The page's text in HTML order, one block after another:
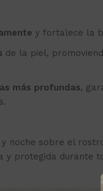
y fortalece la
de la piel,
más profundas,
noche sobre el
y protegida durante